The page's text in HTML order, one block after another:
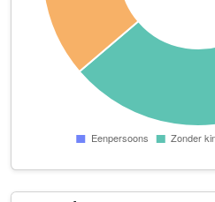
Amsterdam Farm Lodge
Meteorenweg 280
Autobedrijf Broers
Zuideinde 365 B
Bas Gortzak
Wipmolen 17
Benist B.V.
Zuideinde 378